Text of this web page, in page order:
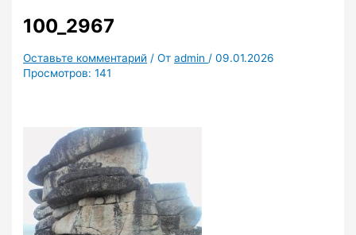
100_2967
Оставьте комментарий / Отadmin /09.01.2026
Просмотров: 141